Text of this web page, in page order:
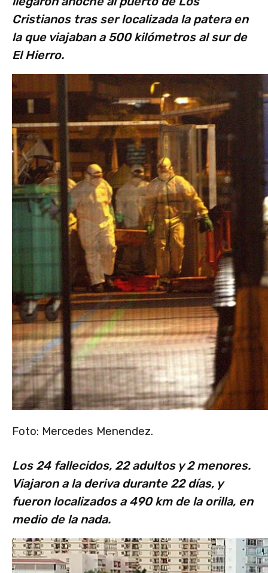
Cristianos tras ser localizada la patera en
la que viajaban a 500 kilómetros al sur de
El Hierro.
Foto: Mercedes Menendez.
Los 24 fallecidos, 22 adultos y 2 menores.
Viajaron a la deriva durante 22 días, y
fueron localizados a 490 km de la orilla, en
medio de la nada.